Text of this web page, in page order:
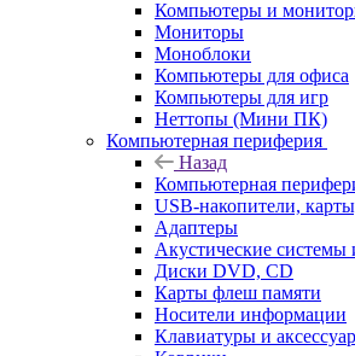
Компьютеры и
Мониторы
Моноблоки
Компьютеры для офиса
Компьютеры для игр
Неттопы (Мини ПК)
Компьютерная периферия
Назад
Компьютерная
USB-накопители,
Адаптеры
Акустические системы
Диски DVD, CD
Карты флеш памяти
Носители информации
Клавиатуры и